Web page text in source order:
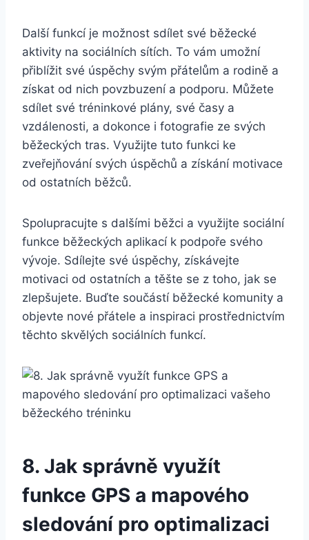
Další funkcí je možnost sdílet své běžecké
aktivity na sociálních sítích. To vám umožní
přiblížit své úspěchy svým přátelům a rodině a
získat od nich povzbuzení a podporu. Můžete
sdílet své tréninkové plány, své časy a
vzdálenosti, a dokonce i fotografie ze svých
běžeckých tras. Využijte tuto funkci ke
zveřejňování svých úspěchů a získání motivace
od ostatních běžců.
Spolupracujte s dalšími běžci a využijte sociální
funkce běžeckých aplikací k podpoře svého
vývoje. Sdílejte své úspěchy, získávejte
motivaci od ostatních a těšte se z toho, jak se
zlepšujete. Buďte součástí běžecké komunity a
objevte nové přátele a inspiraci prostřednictvím
těchto skvělých sociálních funkcí.
8. Jak správně využít
funkce GPS a mapového
sledování pro optimalizaci